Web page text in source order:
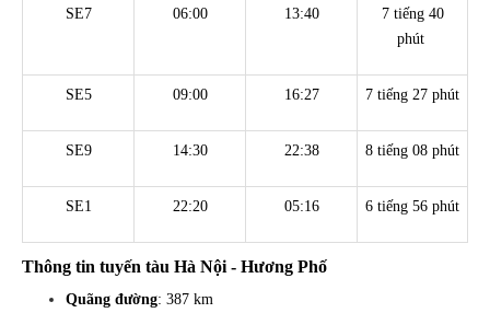
SE7 06:00 13:40
7 tiếng 40
phút
SE5 09:00 16:27 7 tiếng 27 phút
SE9 14:30 22:38 8 tiếng 08 phút
SE1 22:20 05:16 6 tiếng 56 phút
Thông tin tuyến tàu Hà Nội - Hương Phố
Quãng đường: 387 km